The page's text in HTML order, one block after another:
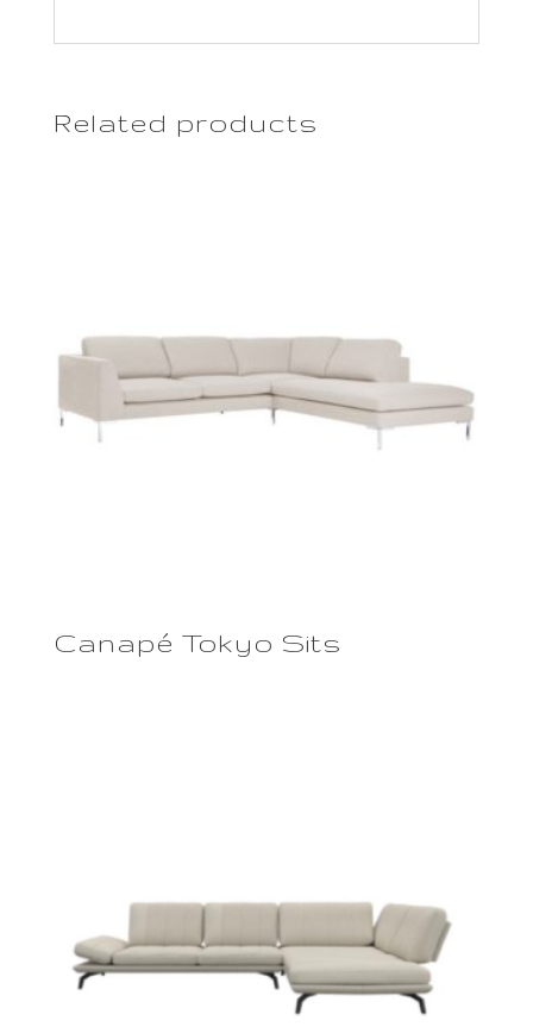
Related products
Canapé Tokyo Sits